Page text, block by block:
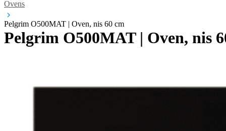
Ovens
Pelgrim O500MAT | Oven, nis 60 cm
Pelgrim O500MAT | Oven, nis